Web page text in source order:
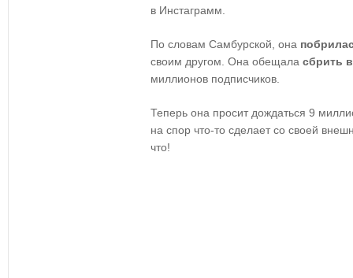
в Инстаграмм.
По словам Самбурской, она
своим другом. Она обещала сбрить
миллионов подписчиков.
Теперь она просит дождаться 9
на спор что-то сделает со своей
что!